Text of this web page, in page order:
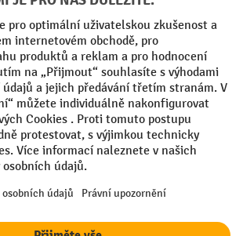
osobních údajů
osobních údajů
shipping costsand possible delivery charges,